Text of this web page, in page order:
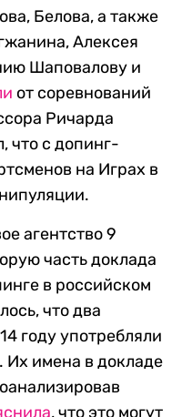
Белова, а также
Алексея
Шаповалову и
от соревнований
Ричарда
что с допинг-
на Играх в
агентство 9
часть доклада
в российском
что два
году употребляли
имена в докладе
, что это могут